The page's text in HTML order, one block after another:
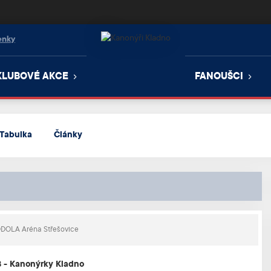
AKCE FANOUŠCI
Tabulka Články
Aréna Střešovice
- Kanonýrky Kladno